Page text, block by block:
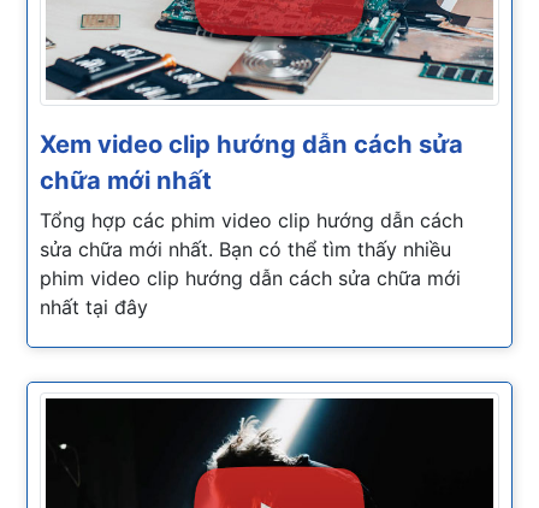
Xem video clip hướng dẫn cách sửa
chữa mới nhất
Tổng hợp các phim video clip hướng dẫn cách
sửa chữa mới nhất. Bạn có thể tìm thấy nhiều
phim video clip hướng dẫn cách sửa chữa mới
nhất tại đây